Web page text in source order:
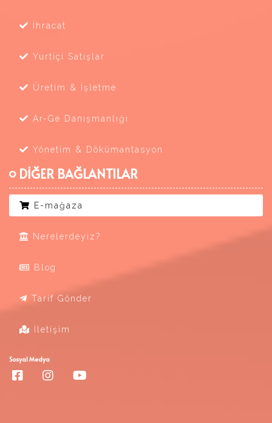
İhracat
Yurtiçi Satışlar
Üretim & İşletme
Ar-Ge Danışmanlığı
Yönetim & Dökümantasyon
DİĞER BAĞLANTILAR
E-mağaza
Nerelerdeyiz?
Blog
Tarif Gönder
İletişim
Sosyal Medya